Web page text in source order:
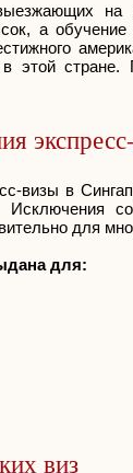
а
стране.
визы в
для
для:
виз